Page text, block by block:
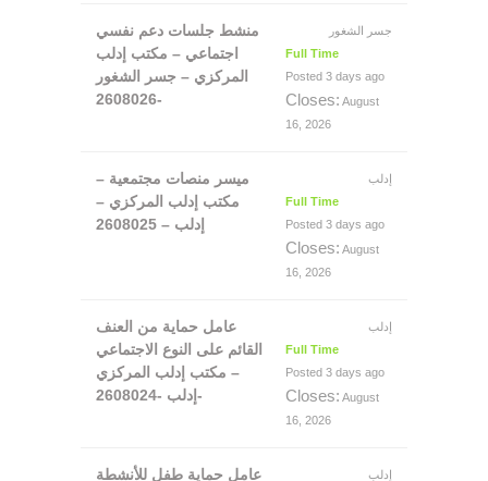
منشط جلسات دعم نفسي
اجتماعي – مكتب إدلب
المركزي – جسر الشغور
-2608026
جسر الشغور
Full Time
Posted 3 days ago
Closes: August
16, 2026
ميسر منصات مجتمعية –
مكتب إدلب المركزي –
إدلب – 2608025
إدلب
Full Time
Posted 3 days ago
Closes: August
16, 2026
عامل حماية من العنف
القائم على النوع الاجتماعي
– مكتب إدلب المركزي
-إدلب -2608024
إدلب
Full Time
Posted 3 days ago
Closes: August
16, 2026
عامل حماية طفل للأنشطة
إدلب